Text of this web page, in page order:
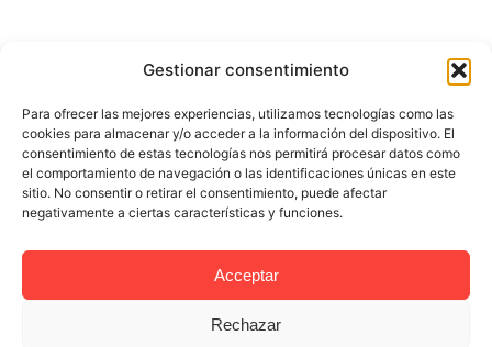
Gestionar consentimiento
Para ofrecer las mejores experiencias, utilizamos tecnologías como las
cookies para almacenar y/o acceder a la información del dispositivo. El
consentimiento de estas tecnologías nos permitirá procesar datos como
el comportamiento de navegación o las identificaciones únicas en este
sitio. No consentir o retirar el consentimiento, puede afectar
negativamente a ciertas características y funciones.
Acceptar
Rechazar